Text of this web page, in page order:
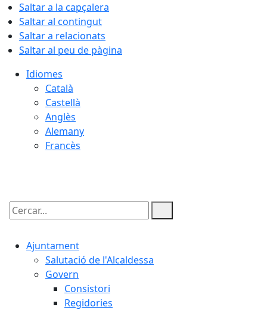
Saltar a la capçalera
Saltar al contingut
Saltar a relacionats
Saltar al peu de pàgina
Idiomes
Català
Castellà
Anglès
Alemany
Francès
Cercar:
Ajuntament
Salutació de l'Alcaldessa
Govern
Consistori
Regidories